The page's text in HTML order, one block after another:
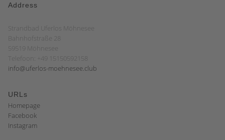
Address
Strandbad Uferlos Möhnesee
Bahnhofstraße 28
59519 Möhnesee
Telefoon: +49 15150592158
info@uferlos-moehnesee.club
URLs
Homepage
Facebook
Instagram